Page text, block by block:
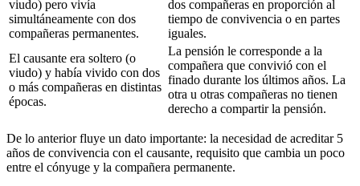
viudo) pero vivía
simultáneamente con dos
compañeras permanentes.
dos compañeras en proporción al
tiempo de convivencia o en partes
iguales.
El causante era soltero (o
viudo) y había vivido con dos
o más compañeras en distintas
épocas.
La pensión le corresponde a la
compañera que convivió con el
finado durante los últimos años. La
otra u otras compañeras no tienen
derecho a compartir la pensión.
De lo anterior fluye un dato importante: la necesidad de acreditar 5
años de convivencia con el causante, requisito que cambia un poco
entre el cónyuge y la compañera permanente.